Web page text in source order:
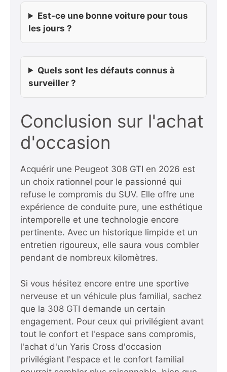
Est-ce une bonne voiture pour tous
les jours ?
Quels sont les défauts connus à
surveiller ?
Conclusion sur l'achat
d'occasion
Acquérir une Peugeot 308 GTI en 2026 est
un choix rationnel pour le passionné qui
refuse le compromis du SUV. Elle offre une
expérience de conduite pure, une esthétique
intemporelle et une technologie encore
pertinente. Avec un historique limpide et un
entretien rigoureux, elle saura vous combler
pendant de nombreux kilomètres.
Si vous hésitez encore entre une sportive
nerveuse et un véhicule plus familial, sachez
que la 308 GTI demande un certain
engagement. Pour ceux qui privilégient avant
tout le confort et l'espace sans compromis,
l'achat d'un Yaris Cross d'occasion
privilégiant l'espace et le confort familial